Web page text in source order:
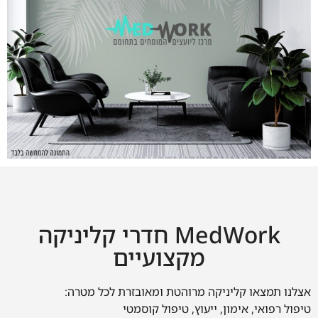
MedWork חדרי קליניקה
מקצועיים
אצלנו תמצאוקליניקה מרוהטת ומאובזרת לכל מטרה:
טיפול רפואי, אימון, ייעוץ, טיפול קוסמטי